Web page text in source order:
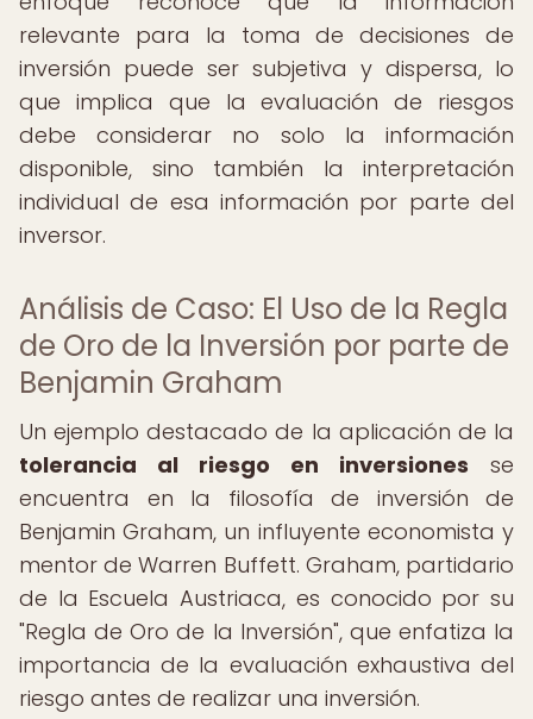
relevante para la toma de decisiones de
inversión puede ser subjetiva y dispersa, lo
que implica que la evaluación de riesgos
debe considerar no solo la información
disponible, sino también la interpretación
individual de esa información por parte del
inversor.
Análisis de Caso: El Uso de la Regla
de Oro de la Inversión por parte de
Benjamin Graham
Un ejemplo destacado de la aplicación de la
tolerancia al riesgo en inversiones se
encuentra en la filosofía de inversión de
Benjamin Graham, un influyente economista y
mentor de Warren Buffett. Graham, partidario
de la Escuela Austriaca, es conocido por su
"Regla de Oro de la Inversión", que enfatiza la
importancia de la evaluación exhaustiva del
riesgo antes de realizar una inversión.